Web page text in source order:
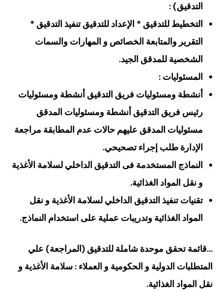
التدقيق) :
التخطيط للتدقيق * الإعداد للتدقيق تنفيذ التدقيق *
التقرير والمتابعة الخصائص و المهارات والسمات
الشخصية للمدقق الجيد.
المسئوليات :
أنشطة ومسئوليات فريق التدقيق أنشطة ومسئوليات
رئيس فريق التدقيق أنشطة ومسئوليات المدقق
مسئوليات المدقق عليهم حالات عدم المطابقة مراجعة
الإدارة طلب إجراء تصحيحي.
النماذج المستخدمة فى التدقيق الداخلي لسلامة الأغذية
و نقل المواد الغذائية.
تقنيات تنفيذ التدقيق الداخلي لسلامة الأغذية و نقل
المواد الغذائية وتدريبات عملية على استخدام النماذج.
…قائمة تحقق موحدة شاملة للتدقيق (المراجعة) علي
المتطلبات الدولية و الحكومية و العملاء : سلامة الأغذية و
نقل المواد الغذائية.